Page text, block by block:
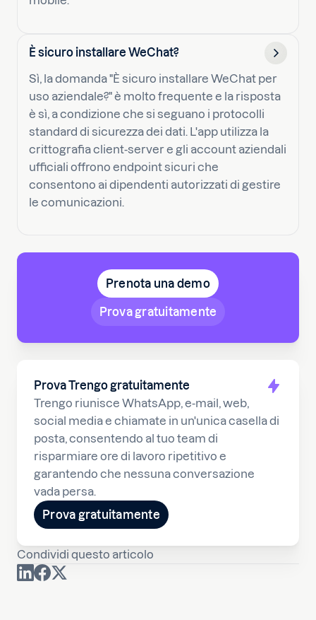
Prova Trengo gratuitamente
Trengo riunisce WhatsApp, e-mail, web,
social media e chiamate in un'unica casella di
posta, consentendo al tuo team di
risparmiare ore di lavoro ripetitivo e
garantendo che nessuna conversazione
vada persa.
Prova gratuitamente
Condividi questo articolo
È sicuro installare WeChat?
Sì, la domanda "È sicuro installare WeChat per
uso aziendale?" è molto frequente e la risposta
è sì, a condizione che si seguano i protocolli
standard di sicurezza dei dati. L'app utilizza la
crittografia client-server e gli account aziendali
ufficiali offrono endpoint sicuri che
consentono ai dipendenti autorizzati di gestire
le comunicazioni.
Prenota una demo
Prova gratuitamente